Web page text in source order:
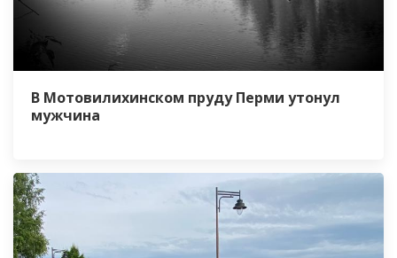
В Мотовилихинском пруду Перми утонул
мужчина